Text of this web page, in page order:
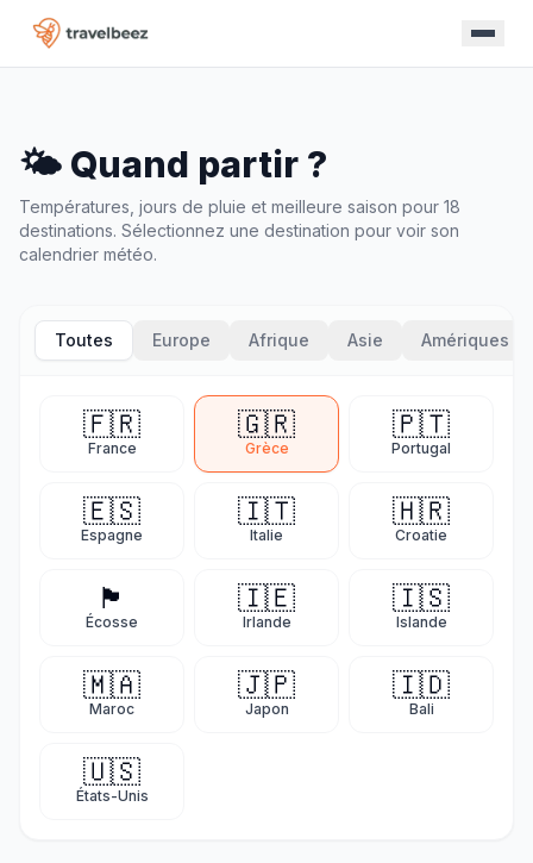
🌤️ Quand partir ?
Températures, jours de pluie et meilleure saison pour 18
destinations. Sélectionnez une destination pour voir son
calendrier météo.
Toutes Europe Afrique Asie Amériques
🇫🇷
France
🇬🇷
Grèce
🇵🇹
Portugal
🇪🇸
Espagne
🇮🇹
Italie
🇭🇷
Croatie
🏴󠁧󠁢󠁳󠁣󠁴󠁿
Écosse
🇮🇪
Irlande
🇮🇸
Islande
🇲🇦
Maroc
🇯🇵
Japon
🇮🇩
Bali
🇺🇸
États-Unis